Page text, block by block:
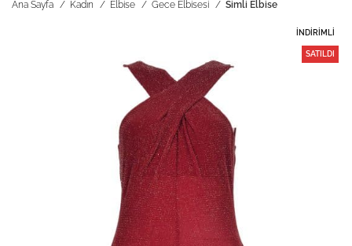
Ana Sayfa Kadın Elbise Gece Elbisesi Simli Elbise
İNDIRIMLI
SATILDI